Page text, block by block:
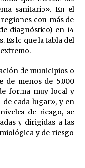
sanitario». En el
con más de
diagnóstico) en 14
Es lo que la tabla del
de municipios o
de menos de 5.000
forma muy local y
de cada lugar», y en
de riesgo, se
y dirigidas a las
y de riesgo